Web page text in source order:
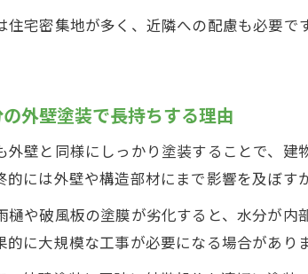
耐
住宅密集地が多く、近隣への配慮も必要
外壁塗装で長持ちする理由
外壁と同様にしっかり塗装することで、
的には外壁や構造部材にまで影響を及ぼす
樋や破風板の塗膜が劣化すると、水分が
的に大規模な工事が必要になる場合がありま